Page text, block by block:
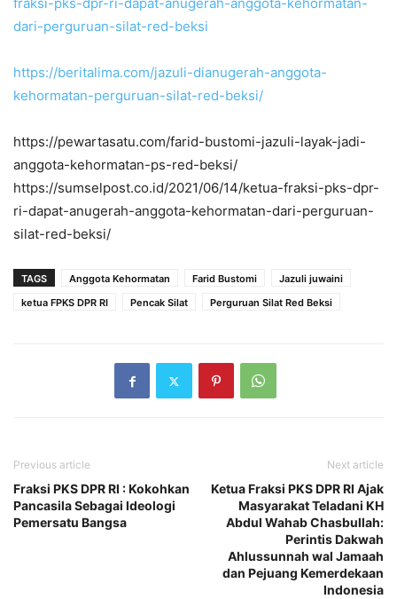
dari-perguruan-silat-red-beksi
https://beritalima.com/jazuli-dianugerah-anggota-
kehormatan-perguruan-silat-red-beksi/
https://pewartasatu.com/farid-bustomi-jazuli-layak-jadi-
anggota-kehormatan-ps-red-beksi/
https://sumselpost.co.id/2021/06/14/ketua-fraksi-pks-dpr-
ri-dapat-anugerah-anggota-kehormatan-dari-perguruan-
silat-red-beksi/
TAGS Anggota Kehormatan Farid Bustomi
Jazuli juwaini
ketua FPKS DPR RI
Pencak Silat Perguruan Silat Red Beksi
Previous article
Fraksi PKS DPR RI : Kokohkan
Pancasila Sebagai Ideologi
Pemersatu Bangsa
Next article
Ketua Fraksi PKS DPR RI Ajak
Masyarakat Teladani KH
Abdul Wahab Chasbullah:
Perintis Dakwah
Ahlussunnah wal Jamaah
dan Pejuang Kemerdekaan
Indonesia